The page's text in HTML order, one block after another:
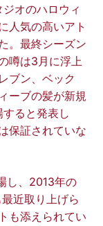
オのハロウィ
人気の高いアト
。最終シーズン
噂は3月に浮上
ブン、ベック
ーブの髪が新規
ると発表し
保証されていな
し、2013年の
近取り上げら
も添えられてい